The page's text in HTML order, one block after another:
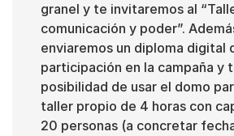
granel y te invitaremos al
comunicación y poder”.
enviaremos un diploma digital
participación en la campaña y
posibilidad de usar el domo
taller propio de 4 horas con
20 personas (a concretar